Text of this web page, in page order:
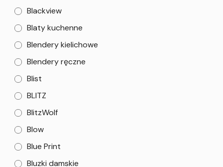
Blackview
Blaty kuchenne
Blendery kielichowe
Blendery ręczne
Blist
BLITZ
BlitzWolf
Blow
Blue Print
Bluzki damskie